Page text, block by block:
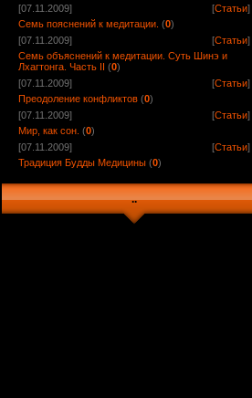
[07.11.2009]
[Статьи]
Семь пояснений к медитации. (0)
[07.11.2009]
[Статьи]
Семь объяснений к медитации. Суть Шинэ и
Лхагтонга. Часть II (0)
[07.11.2009]
[Статьи]
Преодоление конфликтов (0)
[07.11.2009]
[Статьи]
Мир, как сон. (0)
[07.11.2009]
[Статьи]
Традиция Будды Медицины (0)
..